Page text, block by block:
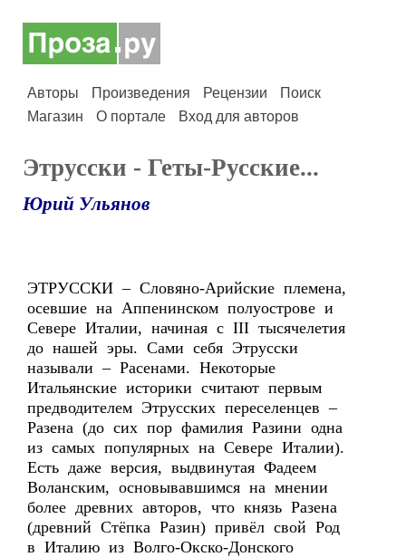
Авторы Произведения Рецензии
Поиск
Магазин
О портале Вход для авторов
Этрусски - Геты-Русские...
Юрий Ульянов
ЭТРУССКИ – Словяно-Арийские племена,
осевшие на Аппенинском полуострове и
Севере Италии, начиная с III тысячелетия
до нашей эры. Сами себя Этрусски
называли – Расенами. Некоторые
Итальянские историки считают первым
предводителем Этрусских переселенцев –
Разена (до сих пор фамилия Разини одна
из самых популярных на Севере Италии).
Есть даже версия, выдвинутая Фадеем
Воланским, основывавшимся на мнении
более древних авторов, что князь Разена
(древний Стёпка Разин) привёл свой Род
в Италию из Волго-Окско-Донского